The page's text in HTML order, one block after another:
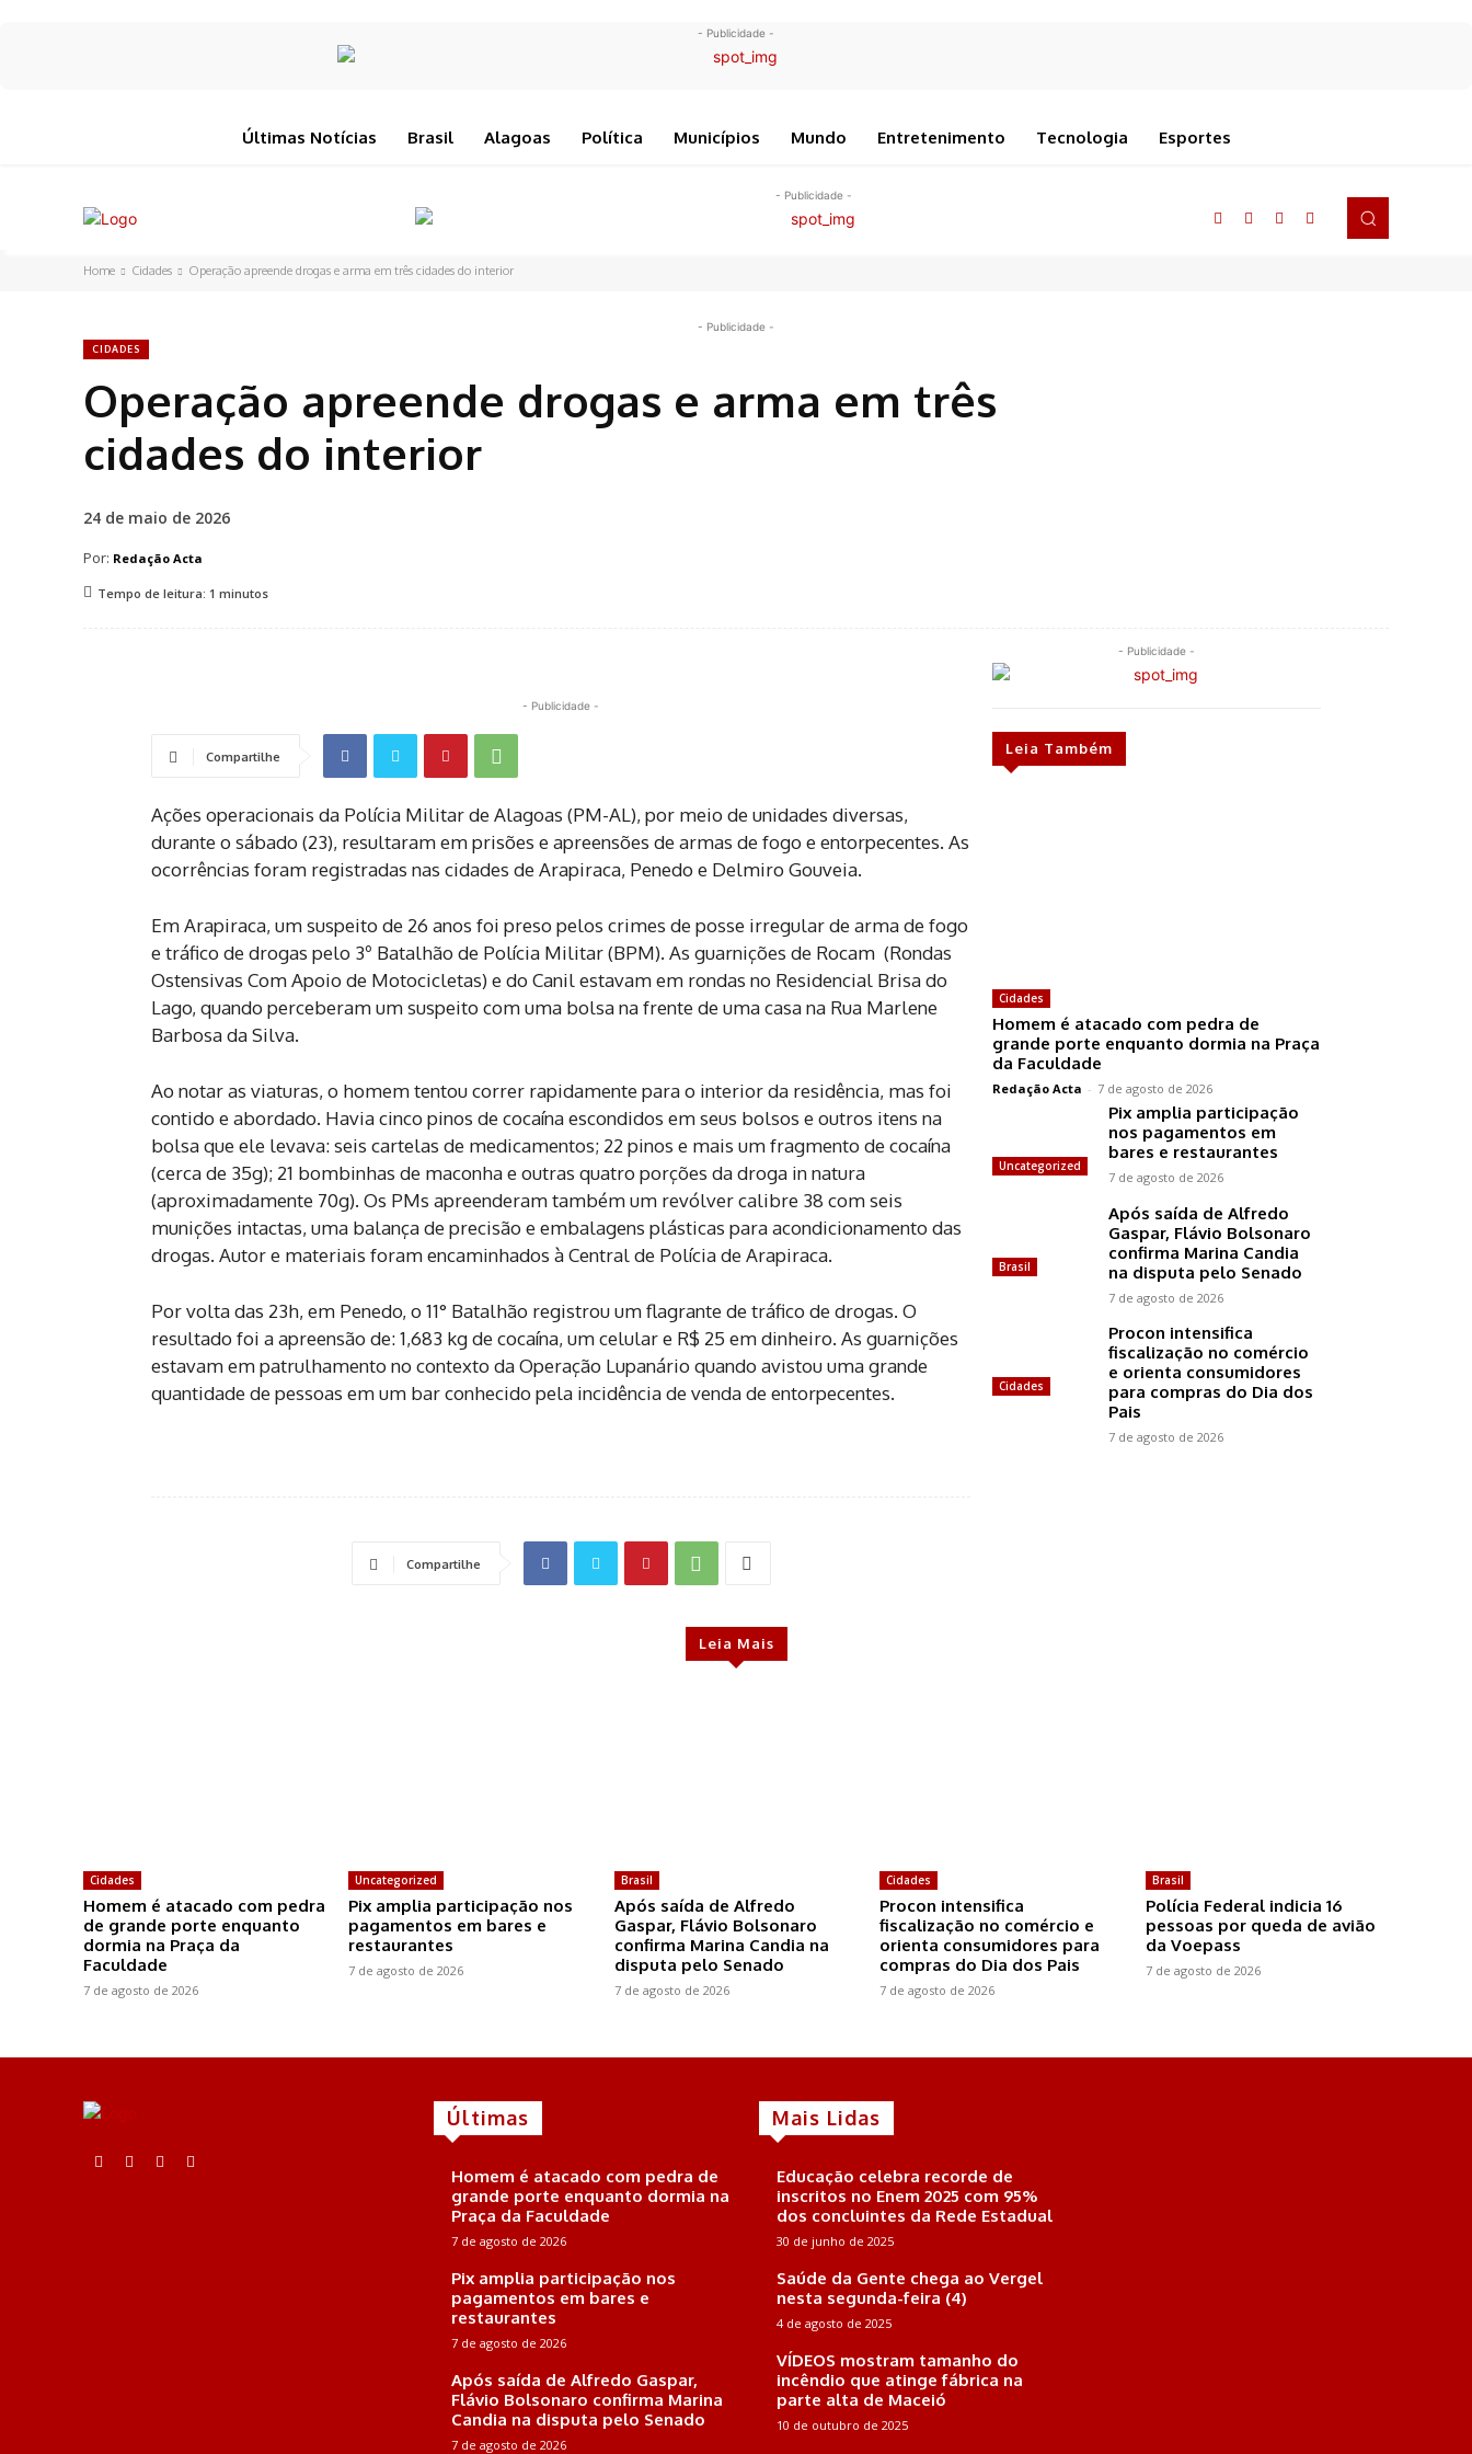
- Publicidade -
Últimas Notícias Brasil Alagoas Política Municípios Mundo Entretenimento Tecnologia Esportes
- Publicidade -
Home Cidades Operação apreende drogas e arma em três cidades do interior
- Publicidade -
CIDADES
Operação apreende drogas e arma em três
cidades do interior
24 de maio de 2026
Por: Redação Acta
Tempo de leitura: 1 minutos
- Publicidade -
Compartilhe
Ações operacionais da Polícia Militar de Alagoas (PM-AL), por meio de unidades diversas,
durante o sábado (23), resultaram em prisões e apreensões de armas de fogo e entorpecentes. As
ocorrências foram registradas nas cidades de Arapiraca, Penedo e Delmiro Gouveia.
Em Arapiraca, um suspeito de 26 anos foi preso pelos crimes de posse irregular de arma de fogo
e tráfico de drogas pelo 3º Batalhão de Polícia Militar (BPM). As guarnições de Rocam (Rondas
Ostensivas Com Apoio de Motocicletas) e do Canil estavam em rondas no Residencial Brisa do
Lago, quando perceberam um suspeito com uma bolsa na frente de uma casa na Rua Marlene
Barbosa da Silva.
Ao notar as viaturas, o homem tentou correr rapidamente para o interior da residência, mas foi
contido e abordado. Havia cinco pinos de cocaína escondidos em seus bolsos e outros itens na
bolsa que ele levava: seis cartelas de medicamentos; 22 pinos e mais um fragmento de cocaína
(cerca de 35g); 21 bombinhas de maconha e outras quatro porções da droga in natura
(aproximadamente 70g). Os PMs apreenderam também um revólver calibre 38 com seis
munições intactas, uma balança de precisão e embalagens plásticas para acondicionamento das
drogas. Autor e materiais foram encaminhados à Central de Polícia de Arapiraca.
Por volta das 23h, em Penedo, o 11° Batalhão registrou um flagrante de tráfico de drogas. O
resultado foi a apreensão de: 1,683 kg de cocaína, um celular e R$ 25 em dinheiro. As guarnições
estavam em patrulhamento no contexto da Operação Lupanário quando avistou uma grande
quantidade de pessoas em um bar conhecido pela incidência de venda de entorpecentes.
Compartilhe
- Publicidade -
Leia Também
Cidades
Homem é atacado com pedra de
grande porte enquanto dormia na Praça
da Faculdade
Redação Acta - 7 de agosto de 2026
Uncategorized
Pix amplia participação
nos pagamentos em
bares e restaurantes
7 de agosto de 2026
Brasil
Após saída de Alfredo
Gaspar, Flávio Bolsonaro
confirma Marina Candia
na disputa pelo Senado
7 de agosto de 2026
Cidades
Procon intensifica
fiscalização no comércio
e orienta consumidores
para compras do Dia dos
Pais
7 de agosto de 2026
Leia Mais
Cidades
Homem é atacado com pedra
de grande porte enquanto
dormia na Praça da
Faculdade
7 de agosto de 2026
Uncategorized
Pix amplia participação nos
pagamentos em bares e
restaurantes
7 de agosto de 2026
Brasil
Após saída de Alfredo
Gaspar, Flávio Bolsonaro
confirma Marina Candia na
disputa pelo Senado
7 de agosto de 2026
Cidades
Procon intensifica
fiscalização no comércio e
orienta consumidores para
compras do Dia dos Pais
7 de agosto de 2026
Brasil
Polícia Federal indicia 16
pessoas por queda de avião
da Voepass
7 de agosto de 2026
Últimas
Homem é atacado com pedra de
grande porte enquanto dormia na
Praça da Faculdade
7 de agosto de 2026
Pix amplia participação nos
pagamentos em bares e
restaurantes
7 de agosto de 2026
Após saída de Alfredo Gaspar,
Flávio Bolsonaro confirma Marina
Candia na disputa pelo Senado
7 de agosto de 2026
Mais Lidas
Educação celebra recorde de
inscritos no Enem 2025 com 95%
dos concluintes da Rede Estadual
30 de junho de 2025
Saúde da Gente chega ao Vergel
nesta segunda-feira (4)
4 de agosto de 2025
VÍDEOS mostram tamanho do
incêndio que atinge fábrica na
parte alta de Maceió
10 de outubro de 2025